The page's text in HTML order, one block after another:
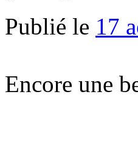
Publié le 17
Encore une